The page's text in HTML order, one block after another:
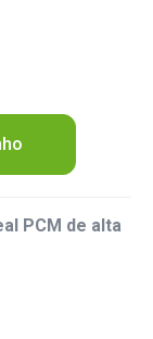
PCM de alta